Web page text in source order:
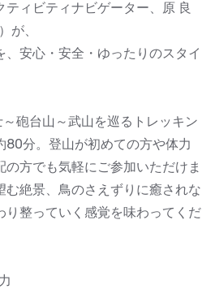
ィビティナビゲーター、原 良
が、
、安心・安全・ゆったりのスタイ
砲台山～武山を巡るトレッキン
80分。登山が初めての方や体力
方でも気軽にご参加いただけま
む絶景、鳥のさえずりに癒されな
り整っていく感覚を味わってくだ